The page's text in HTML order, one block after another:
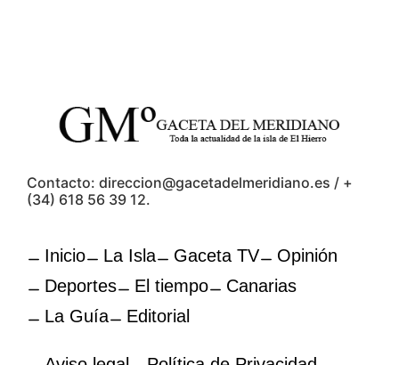
Contacto: direccion@gacetadelmeridiano.es / +
(34) 618 56 39 12.
Inicio La Isla Gaceta TV
Opinión
Deportes
El tiempo
Canarias
La Guía
Editorial